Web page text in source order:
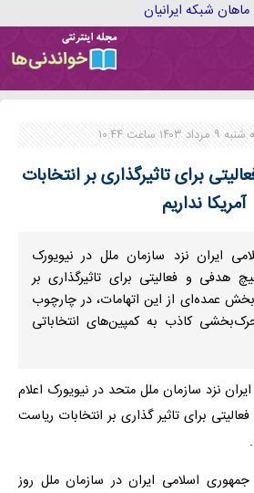
۱۴۰۳ ساعت ۱۰:۴۴
برای تاثیرگذاری بر انتخابات
آمریکا نداریم
ایران نزد سازمان ملل در نیویورک
هدفی و فعالیتی برای تاثیرگذاری بر
بخش عمده‌ای از این اتهامات، در چارچوب
کاذب به کمپین‌های انتخاباتی
نزد سازمان ملل متحد در نیویورک اعلام
برای تاثیر گذاری بر انتخابات ریاست
جمهوری اسلامی ایران در سازمان ملل روز